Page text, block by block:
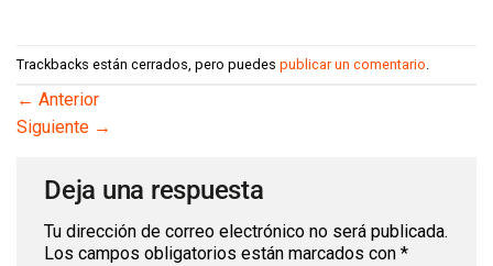
Trackbacks están cerrados, pero puedes publicar un comentario
← Anterior
Siguiente →
Deja una respuesta
Tu dirección de correo electrónico no será publicada.
Los campos obligatorios están marcados con *